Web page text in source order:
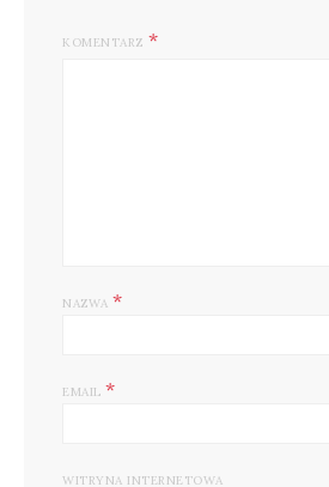
KOMENTARZ
NAZWA *
EMAIL *
WITRYNA INTERNETOWA